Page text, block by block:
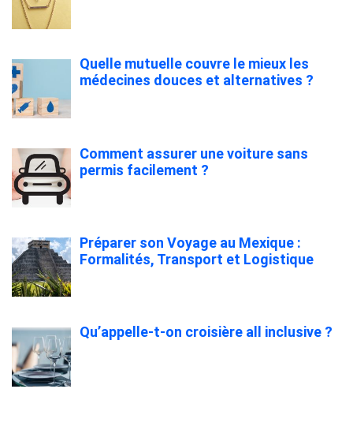
Quelle mutuelle couvre le mieux les
médecines douces et alternatives ?
Comment assurer une voiture sans
permis facilement ?
Préparer son Voyage au Mexique :
Formalités, Transport et Logistique
Qu’appelle-t-on croisière all inclusive ?